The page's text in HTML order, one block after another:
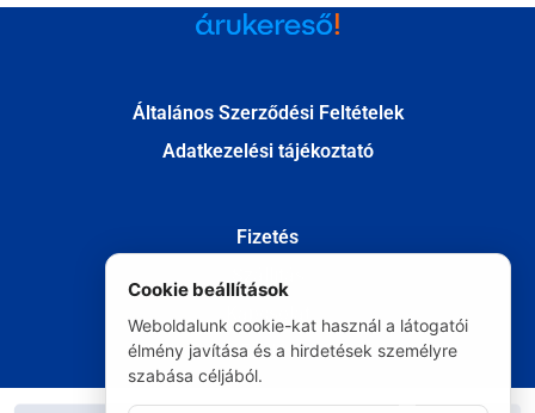
Általános Szerződési Feltételek
Adatkezelési tájékoztató
Fizetés
Kapcsolat
Elállás
© Minden jog fenntartva 2020
Cookie beállítások
Weboldalunk cookie-kat használ a látogatói
élmény javítása és a hirdetések személyre
szabása céljából.